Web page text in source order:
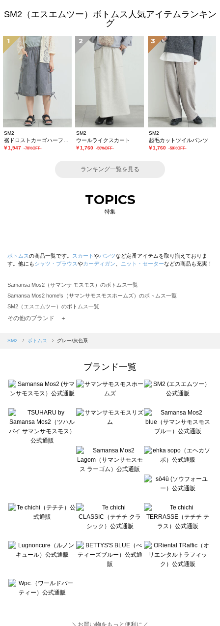
SM2（エスエムツー）ボトムス人気アイテムランキン
グ
1
SM2
￥1,947 -70%OFF-
2
SM2
ウールライクスカート
￥1,760 -50%OFF-
3
SM2
起毛カットツイルパンツ
￥1,760 -50%OFF-
ランキング一覧を見る
TOPICS
特集
ボトムスの商品一覧です。 スカート やパンツなど定番アイテムを取り揃えておりま
す。他にもシャツ・ブラウスやカーディガン ニット・セーターなどの商品も充実！
Samansa Mos2（サマンサ モスモス）のボトムス一覧
Samansa Mos2 home's（サマンサモスモスホームズ）のボトムス一覧
SM2（エスエムツー）のボトムス一覧
TSUHARU by Samansa Mos2（ツハルバイサマンサモスモス）のボトムス一覧
Samansa Mos2 blue（サマンサモスモス ブルー）のボトムス一覧
sō4ū（ソウフォーユー）のボトムス一覧
Te chichi（テチチ）のボトムス一覧
Te chichi CLASSIC（テチチ クラシック）のボトムス一覧
Lugnoncure（ルノンキュール）のボトムス一覧
BETTY'S BLUE（べティーズブルー）のボトムス一覧
Wpc.（ワールドパーティー）のボトムス一覧
その他のブランド ＋
SM2 ボトムス グレー/灰色系
ブランド一覧
＼お買い物をもっと便利に／